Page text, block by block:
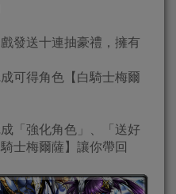
發送十連抽豪禮，擁有
可得角色【白騎士梅爾
「強化角色」、「送好
士梅爾薩】讓你帶回